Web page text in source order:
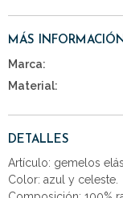
MÁS INFORMACIÓN
Marca:
Material:
DETALLES
Artículo: gemelos
Color: azul y celeste.